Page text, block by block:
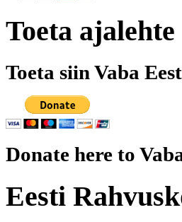
Toeta ajalehte
Toeta siin Vaba
Donate here to
Eesti